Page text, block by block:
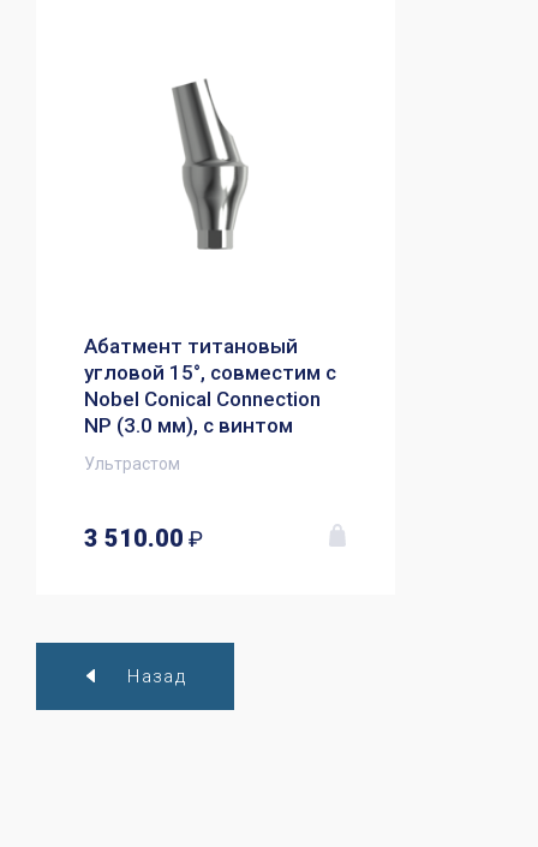
Абатмент титановый
угловой 15°, совместим с
Nobel Conical Connection
NP (3.0 мм), с винтом
Ультрастом
3 510.00 ₽
Назад